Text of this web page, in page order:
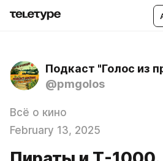
@pmgolos
Всё о кино
February 13, 2025